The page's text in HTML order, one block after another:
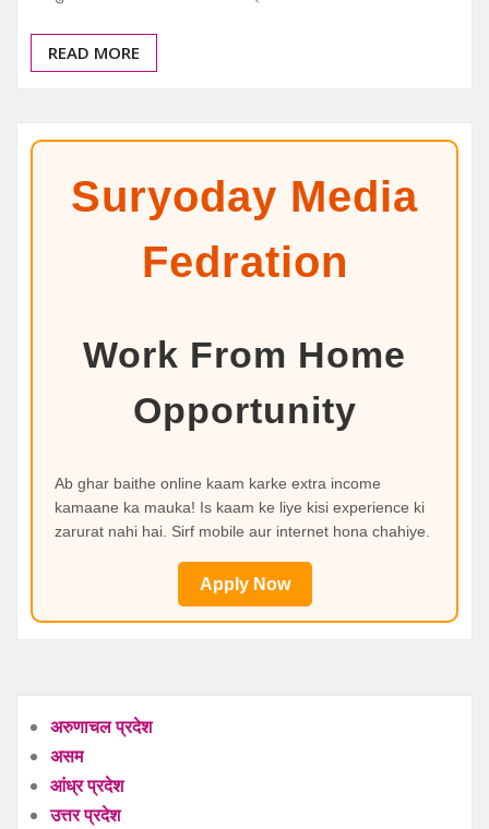
READ MORE
Suryoday Media
Fedration
Work From Home
Opportunity
Ab ghar baithe online kaam karke extra income
kamaane ka mauka! Is kaam ke liye kisi experience ki
zarurat nahi hai. Sirf mobile aur internet hona chahiye.
Apply Now
अरुणाचल प्रदेश
असम
आंध्र प्रदेश
उत्तर प्रदेश